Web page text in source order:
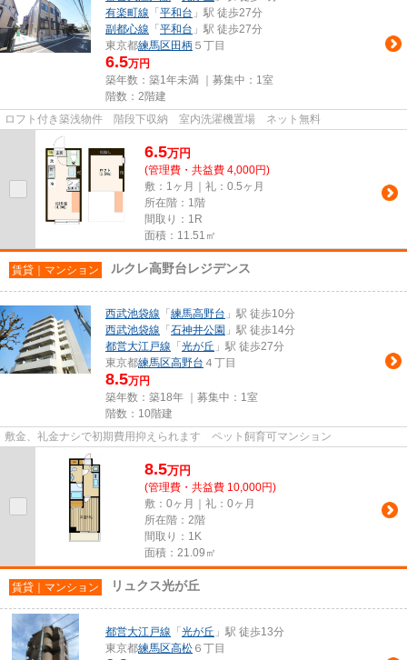
有楽町線 「 平和台 」駅 徒歩27分
副都心線 「 平和台 」駅 徒歩27分
東京都練馬区 田柄 ５丁目
6.5万円
築年数：築1年未満 ｜募集中： 1室
階数：2階建
ロフト付き築浅物件 階段下収納 室内洗濯機置場 ネット無料
6.5万円
(管理費・共益費 4,000円)
敷：1ヶ月｜礼：0.5ヶ月
所在階：1階
間取り：1R
面積：11.51㎡
賃貸｜マンション ルクレ高野台レジデンス
西武池袋線 「 練馬高野台 」駅 徒歩10分
西武池袋線 「 石神井公園 」駅 徒歩14分
都営大江戸線 「 光が丘 」駅 徒歩27分
東京都練馬区高野台 ４丁目
8.5万円
築年数：築18年 ｜募集中： 1室
階数：10階建
敷金、礼金ナシで初期費用抑えられます ペット飼育可マンション
8.5万円
(管理費・共益費 10,000円)
敷：0ヶ月｜礼：0ヶ月
所在階：2階
間取り：1K
面積：21.09㎡
賃貸｜マンション リュクス光が丘
都営大江戸線 「 光が丘 」駅 徒歩13分
東京都練馬区高松 ６丁目